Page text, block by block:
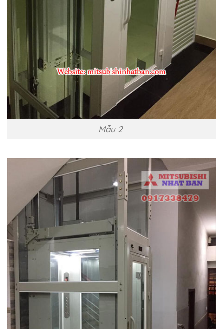
Mẫu 2